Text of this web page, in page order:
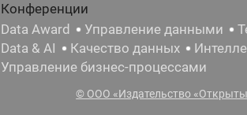
Конференции
Data Award
Управление данными
Data & AI
Качество данных
Управление бизнес-процессами
© ООО «Издательство